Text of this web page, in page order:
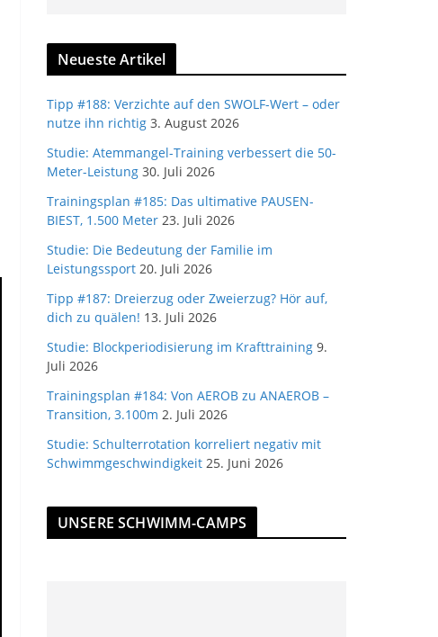
Neueste Artikel
Tipp #188: Verzichte auf den SWOLF-Wert – oder
nutze ihn richtig 3. August 2026
Studie: Atemmangel-Training verbessert die 50-
Meter-Leistung 30. Juli 2026
Trainingsplan #185: Das ultimative PAUSEN-
BIEST, 1.500 Meter 23. Juli 2026
Studie: Die Bedeutung der Familie im
Leistungssport 20. Juli 2026
Tipp #187: Dreierzug oder Zweierzug? Hör auf,
dich zu quälen! 13. Juli 2026
Studie: Blockperiodisierung im Krafttraining 9.
Juli 2026
Trainingsplan #184: Von AEROB zu ANAEROB –
Transition, 3.100m 2. Juli 2026
Studie: Schulterrotation korreliert negativ mit
Schwimmgeschwindigkeit 25. Juni 2026
UNSERE SCHWIMM-CAMPS